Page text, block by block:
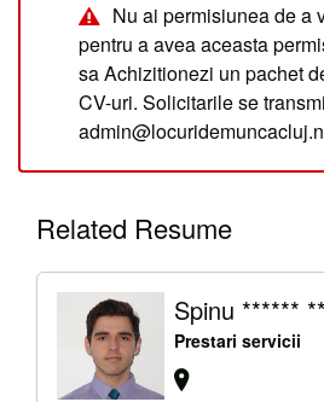
Nu ai permisiunea de a
pentru a avea aceasta
sa Achizitionezi un pachet
CV-uri. Solicitarile se
Related Resume
Spinu ******
Prestari servicii